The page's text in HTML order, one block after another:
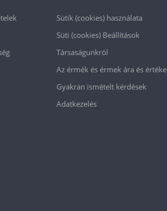
Sütik (cookies) használata
Süti (cookies) Beállítások
Társaságunkról
Az érmék és érmek ára és értéke
Gyakran ismételt kérdések
Adatkezelés